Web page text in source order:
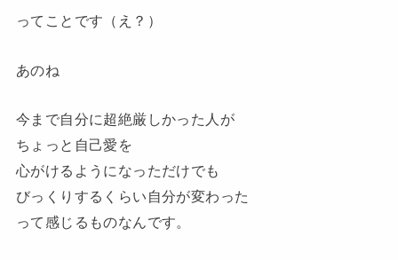
ってことです（え？）
あのね
今まで自分に超絶厳しかった人が
ちょっと自己愛を
心がけるようになっただけでも
びっくりするくらい自分が変わった
って感じるものなんです。